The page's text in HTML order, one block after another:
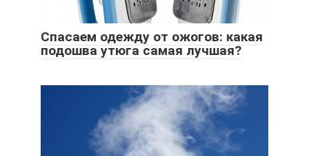
Спасаем одежду от ожогов: какая
подошва утюга самая лучшая?